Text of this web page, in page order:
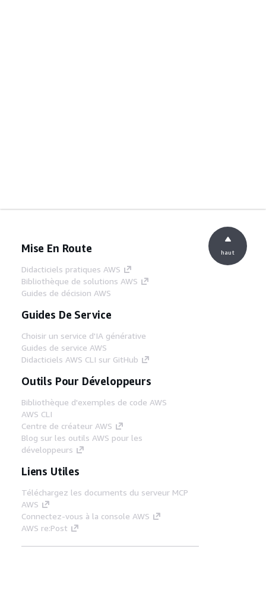
Mise En Route
Didacticiels pratiques AWS
Bibliothèque de solutions AWS
Guides de décision AWS
Guides De Service
Choisir un service d'IA générative
Guides de service AWS
Didacticiels AWS CLI sur GitHub
Outils Pour Développeurs
Bibliothèque d'exemples de code AWS
AWS CLI
Centre de créateur AWS
Blog sur les outils AWS pour les
développeurs
Liens Utiles
Téléchargez les documents du serveur MCP
AWS
Connectez-vous à la console AWS
AWS re:Post
haut